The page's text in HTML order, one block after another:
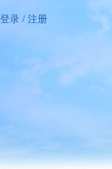
登录 / 注册